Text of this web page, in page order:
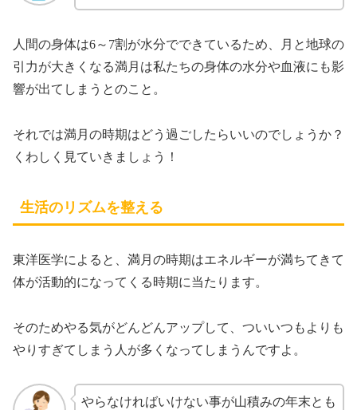
人間の身体は6～7割が水分でできているため、月と地球の
引力が大きくなる満月は私たちの身体の水分や血液にも影
響が出てしまうとのこと。
それでは満月の時期はどう過ごしたらいいのでしょうか？
くわしく見ていきましょう！
生活のリズムを整える
東洋医学によると、満月の時期はエネルギーが満ちてきて
体が活動的になってくる時期に当たります。
そのためやる気がどんどんアップして、ついいつもよりも
やりすぎてしまう人が多くなってしまうんですよ。
やらなければいけない事が山積みの年末とも